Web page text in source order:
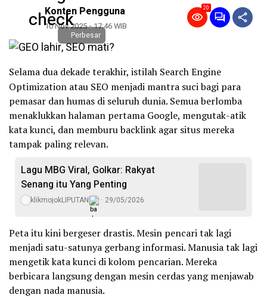
Konten Pengguna
10 Nov 2025 - 17:46 WIB
20
Perbesar
Selama dua dekade terakhir, istilah Search Engine
Optimization atau SEO menjadi mantra suci bagi para
pemasar dan humas di seluruh dunia. Semua berlomba
menaklukkan halaman pertama Google, mengutak-atik
kata kunci, dan memburu backlink agar situs mereka
tampak paling relevan.
Lagu MBG Viral, Golkar: Rakyat
Senang itu Yang Penting
klikmojokLIPUTAN 29/05/2026
Peta itu kini bergeser drastis. Mesin pencari tak lagi
menjadi satu-satunya gerbang informasi. Manusia tak lagi
mengetik kata kunci di kolom pencarian. Mereka
berbicara langsung dengan mesin cerdas yang menjawab
dengan nada manusia.